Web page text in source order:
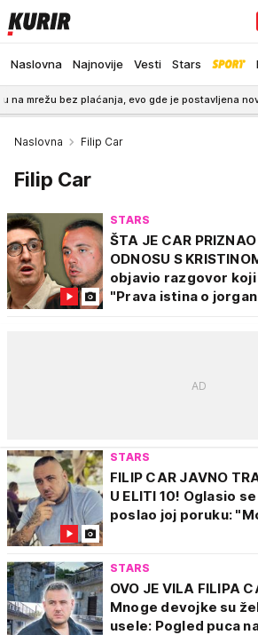
Naslovna Najnovije Vesti Stars
bez plaćanja, evo gde je postavljena nova zona
Naslovna Filip Car
Filip Car
STARS
ŠTA JE CAR
ODNOSU S
objavio razgovor
"Prava istina o
STARS
FILIP CAR JAVNO
U ELITI 10! Oglasio
poslao joj poruku:
STARS
OVO JE VILA FILIPA
Mnoge devojke su
usele: Pogled puca